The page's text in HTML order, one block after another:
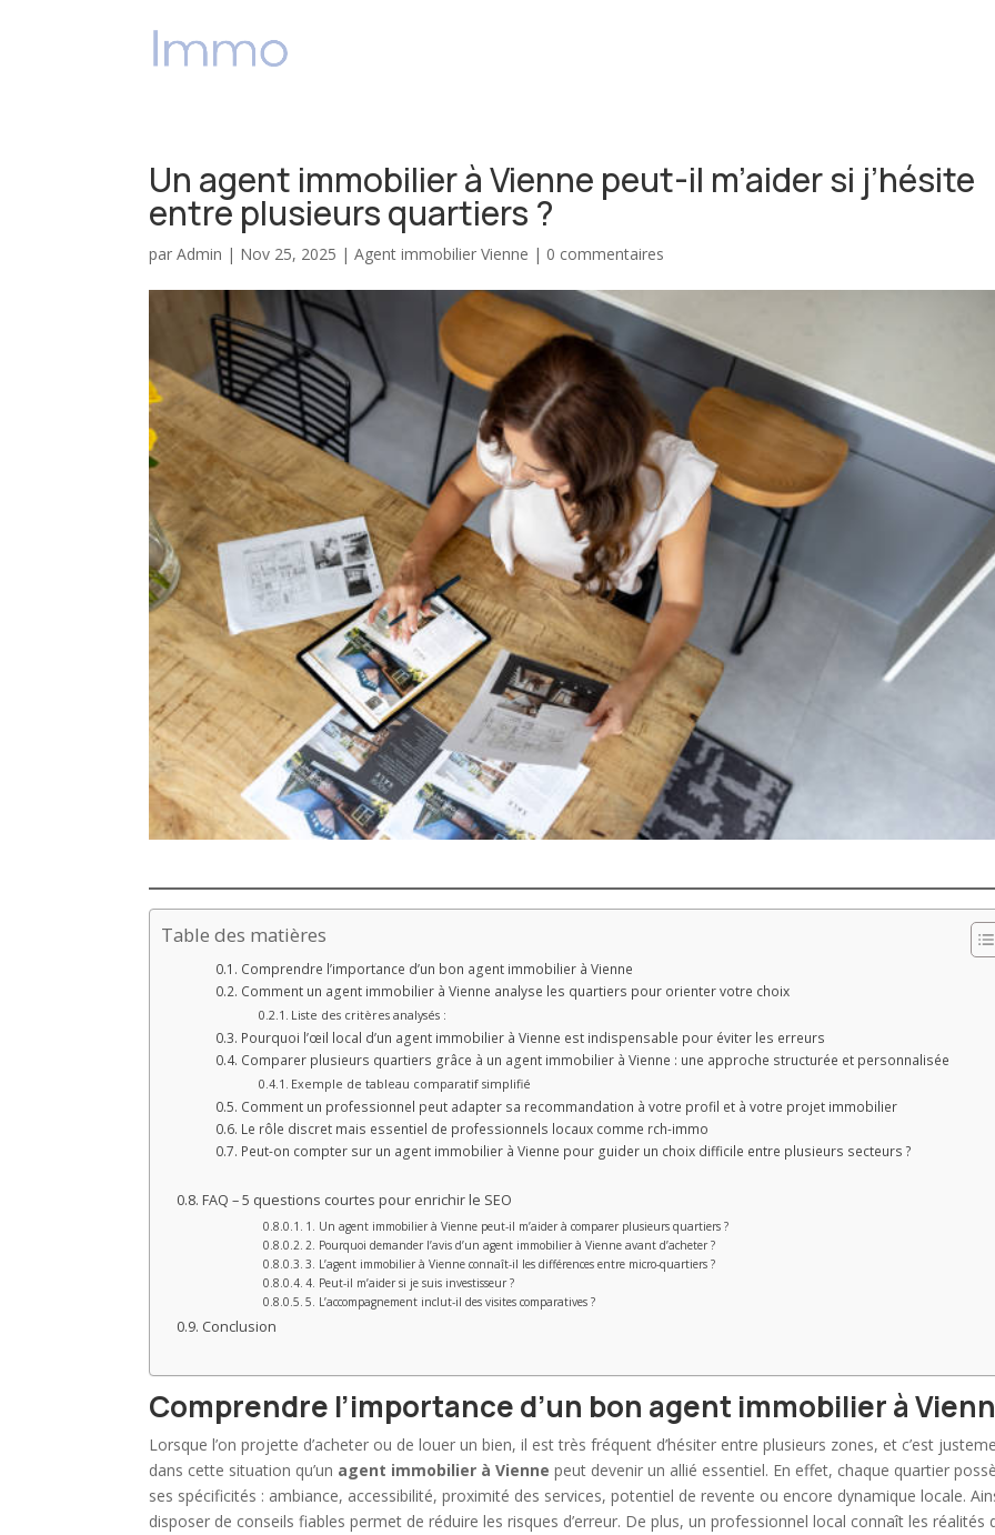
Un agent immobilier à Vienne peut-il m’aider si j’hésite
entre plusieurs quartiers ?
parAdmin | Nov 25, 2025 |Agent immobilier Vienne | 0 commentaires
Table des matières
Comprendre l’importance d’un bon agent immobilier à Vienne
Comment un agent immobilier à Vienne analyse les quartiers pour orienter votre choix
Liste des critères analysés :
Pourquoi l’œil local d’un agent immobilier à Vienne est indispensable pour éviter les erreurs
Comparer plusieurs quartiers grâce à un agent immobilier à Vienne : une approche structurée et personnalisée
Exemple de tableau comparatif simplifié
Comment un professionnel peut adapter sa recommandation à votre profil et à votre projet immobilier
Le rôle discret mais essentiel de professionnels locaux comme rch-immo
Peut-on compter sur un agent immobilier à Vienne pour guider un choix difficile entre plusieurs secteurs ?
FAQ – 5 questions courtes pour enrichir le SEO
1. Un agent immobilier à Vienne peut-il m’aider à comparer plusieurs quartiers ?
2. Pourquoi demander l’avis d’un agent immobilier à Vienne avant d’acheter ?
3. L’agent immobilier à Vienne connaît-il les différences entre micro-quartiers ?
4. Peut-il m’aider si je suis investisseur ?
5. L’accompagnement inclut-il des visites comparatives ?
Conclusion
Comprendre l’importance d’un bon agent immobilier à
Lorsque l’on projette d’acheter ou de louer un bien, il est très fréquent d’hésiter entre plusieurs zones, et c’est
dans cette situation qu’un agent immobilier à Vienne peut devenir un allié essentiel. En effet, chaque quartier
ses spécificités : ambiance, accessibilité, proximité des services, potentiel de revente ou encore dynamique locale.
disposer de conseils fiables permet de réduire les risques d’erreur. De plus, un professionnel local connaît les réalités